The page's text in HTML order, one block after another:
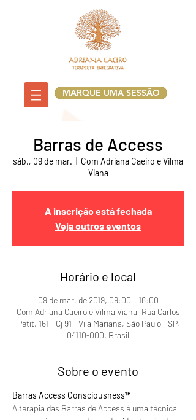
MARQUE UMA SESSÃO
Barras de Access
sáb., 09 de mar.
Com Adriana Caeiro e Vilma
Viana
A inscrição está fechada
Veja outros eventos
Horário e local
09 de mar. de 2019, 09:00 – 18:00
Com Adriana Caeiro e Vilma Viana, Rua Carlos
Petit, 161 - Cj 91 - Vila Mariana, São Paulo - SP,
04110-000, Brasil
Sobre o evento
Barras Access Consciousness™
A terapia das Barras de Access é uma técnica